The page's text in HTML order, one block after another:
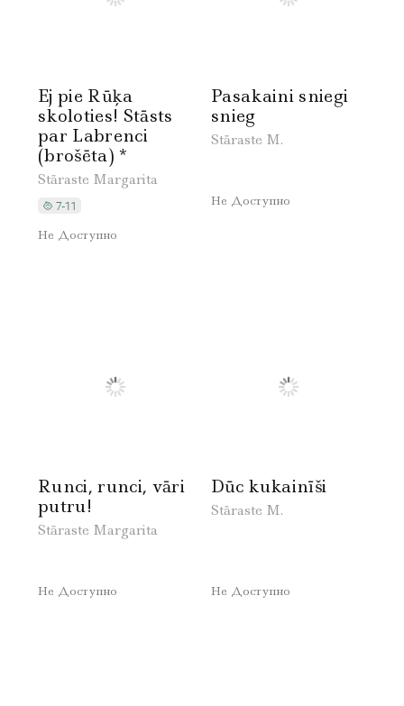
Ej pie Rūķa
skoloties! Stāsts
par Labrenci
(brošēta) *
Stāraste Margarita
Не Доступно
Pasakaini sniegi
snieg
Stāraste M.
Не Доступно
Runci, runci, vāri
putru!
Stāraste Margarita
Не Доступно
Dūc kukainīši
Stāraste M.
Не Доступно